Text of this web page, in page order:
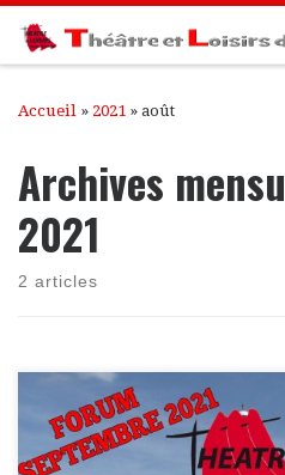
Passer au contenu
Accueil » 2021 » août
Archives
2021
2 articles